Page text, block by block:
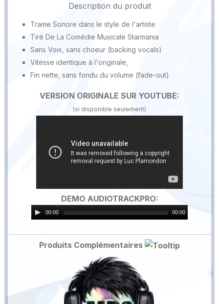
Description du produit
Trame Sonore dans le style de l'artiste
Tiré De La Comédie Musicale Starmania
Sans Voix, sans choeur (backing vocals)
Vitesse identique à l'originale,
Fin nette, sans fondu du volume (fade-out)
VERSION ORIGINALE SUR YOUTUBE:
(si disponible seulement)
DEMO AUDIOTRACKPRO:
00:00 00:00
Produits Complémentaires